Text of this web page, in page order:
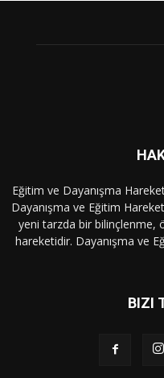
Eğitim ve Dayanışma
Dayanışma ve Eğitim
yeni tarzda bir bilinçlenme,
hareketidir. Dayanışma ve
BIZI